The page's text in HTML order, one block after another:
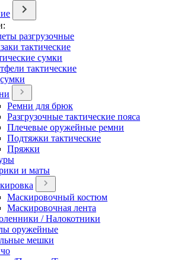
разгрузочные
тактические
сумки
тактические
Ремни для брюк
Разгрузочные тактические пояса
Плечевые оружейные ремни
Подтяжки тактические
Пряжки
и маты
Маскировочный костюм
Маскировочная лента
/ Налокотники
оружейные
мешки